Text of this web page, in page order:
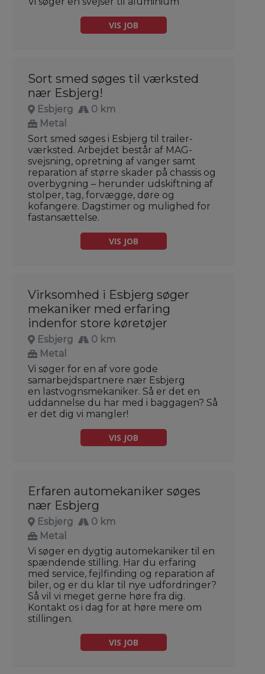
VIS JOB
Sort smed søges til værksted
nær Esbjerg!
Esbjerg
0 km
Metal
Sort smed søges i Esbjerg til trailer-
værksted. Arbejdet består af MAG-
svejsning, opretning af vanger samt
reparation af større skader på chassis og
overbygning – herunder udskiftning af
stolper, tag, forvægge, døre og
kofangere. Dagstimer og mulighed for
fastansættelse.
VIS JOB
Virksomhed i Esbjerg søger
mekaniker med erfaring
indenfor store køretøjer
Esbjerg
0 km
Metal
Vi søger for en af vore gode
samarbejdspartnere nær Esbjerg
en lastvognsmekaniker. Så er det en
uddannelse du har med i baggagen? Så
er det dig vi mangler!
VIS JOB
Erfaren automekaniker søges
nær Esbjerg
Esbjerg
0 km
Metal
Vi søger en dygtig automekaniker til en
spændende stilling. Har du erfaring
med service, fejlfinding og reparation af
biler, og er du klar til nye udfordringer?
Så vil vi meget gerne høre fra dig.
Kontakt os i dag for at høre mere om
stillingen.
VIS JOB